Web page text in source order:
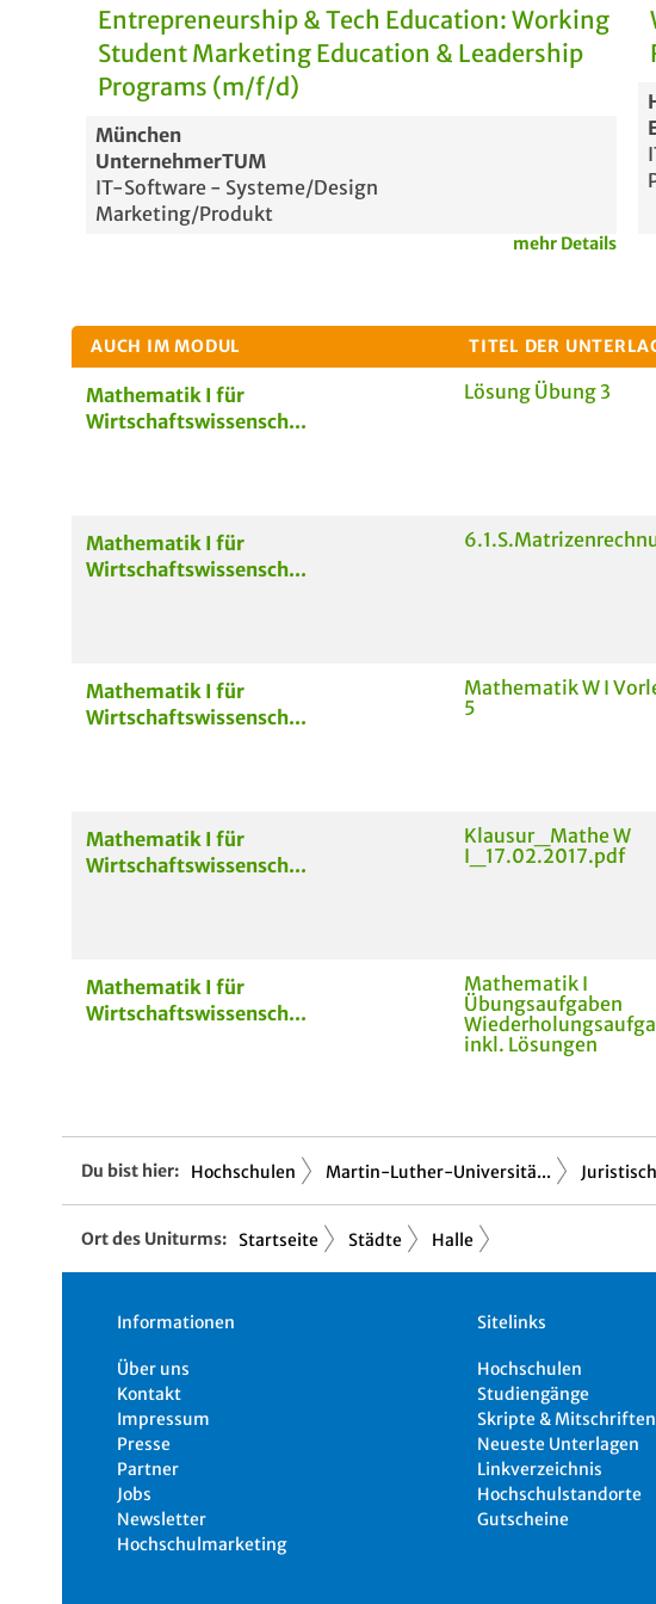
Entrepreneurship & Tech Education: Working
Student Marketing Education & Leadership
Programs (m/f/d)
München
UnternehmerTUM
IT-Software - Systeme/Design
Marketing/Produkt
mehr Details
AUCH IM MODUL TITEL DER
Mathematik I für
Wirtschaftswissensch...
Lösung Übung 3
Mathematik I für
Wirtschaftswissensch...
Mathematik I für
Wirtschaftswissensch...
Mathematik W I
5
Mathematik I für
Wirtschaftswissensch...
Klausur_Mathe W
I_17.02.2017.pdf
Mathematik I für
Wirtschaftswissensch...
Mathematik I
Übungsaufgaben
inkl. Lösungen
Du bist hier: Hochschulen Martin-Luther-Universitä...
Ort des Uniturms: Startseite Städte Halle
Informationen
Über uns
Kontakt
Impressum
Presse
Partner
Jobs
Newsletter
Hochschulmarketing
Sitelinks
Hochschulen
Studiengänge
Skripte & Mitschriften
Neueste Unterlagen
Linkverzeichnis
Hochschulstandorte
Gutscheine